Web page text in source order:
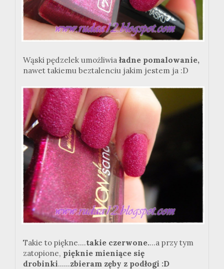
Wąski pędzelek umożliwia ładne pomalowanie,
nawet takiemu beztalenciu jakim jestem ja :D
Takie to piękne....takie czerwone....a przy tym
zatopione, pięknie mieniące się
drobinki......zbieram zęby z podłogi :D